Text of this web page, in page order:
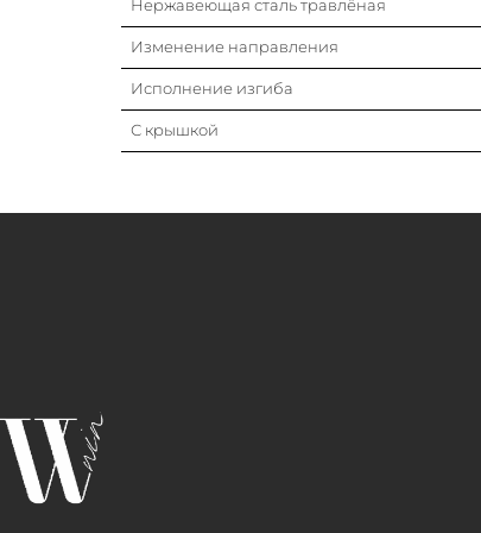
Нержавеющая сталь травлёная
Изменение направления
Исполнение изгиба
С крышкой